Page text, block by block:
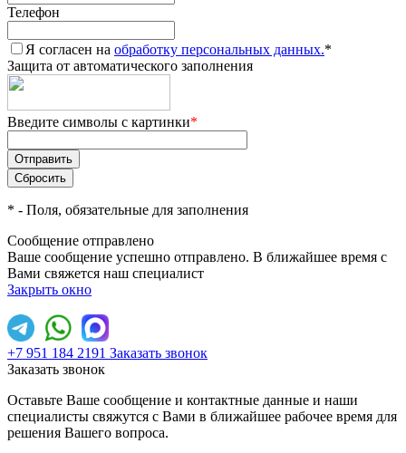
Телефон
Я согласен на обработку персональных данных.*
Защита от автоматического заполнения
Введите символы с картинки*
* - Поля, обязательные для заполнения
Сообщение отправлено
Ваше сообщение успешно отправлено. В ближайшее время с
Вами свяжется наш специалист
Закрыть окно
+7 951 184 2191 Заказать звонок
Заказать звонок
Оставьте Ваше сообщение и контактные данные и наши
специалисты свяжутся с Вами в ближайшее рабочее время для
решения Вашего вопроса.